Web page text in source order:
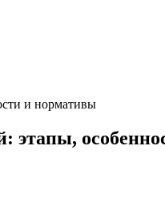
и нормативы